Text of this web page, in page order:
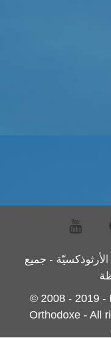
الأرثوذكسيّة - جميع
© 2008 - 2019 -
Orthodoxe - All